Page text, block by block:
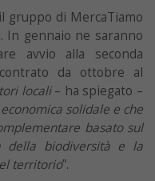
gruppo di MercaTiamo
In gennaio ne saranno
avvio alla seconda
da ottobre al
locali– ha spiegato –
solidale e che
basato sul
della biodiversità e la
territorio”.